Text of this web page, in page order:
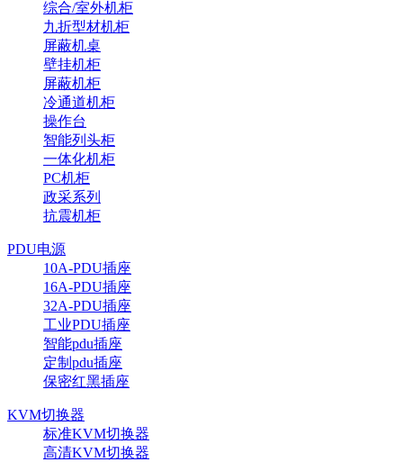
综合/室外机柜
九折型材机柜
屏蔽机桌
壁挂机柜
屏蔽机柜
冷通道机柜
操作台
智能列头柜
一体化机柜
PC机柜
政采系列
抗震机柜
PDU电源
10A-PDU插座
16A-PDU插座
32A-PDU插座
工业PDU插座
智能pdu插座
定制pdu插座
保密红黑插座
KVM切换器
标准KVM切换器
高清KVM切换器